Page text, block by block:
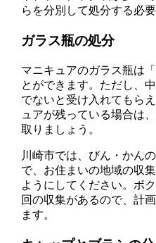
らを分別して処分する必要
ガラス瓶の処分
マニキュアのガラス瓶は
とができます。ただし、
でないと受け入れてもら
ュアが残っている場合は
取りましょう。
川崎市では、びん・かん
で、お住まいの地域の収
ようにしてください。ボ
回の収集があるので、計
ます。